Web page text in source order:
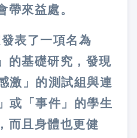
帶來益處。
表了一項名為
的基礎研究，發現
激」的測試組與連
或「事件」的學生
而且身體也更健